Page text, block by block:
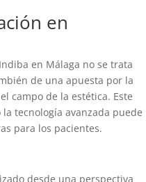
en
en Málaga no se trata
de una apuesta por la
campo de la estética. Este
tecnología avanzada puede
para los pacientes.
desde una perspectiva